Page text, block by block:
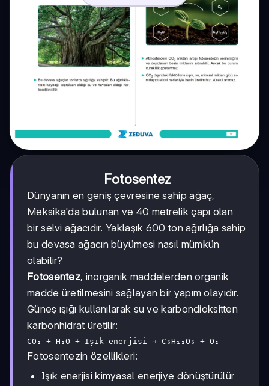
Fotosentez
Dünyanın en geniş çevresine sahip ağaç,
Meksika'da bulunan ve 40 metrelik çapı olan
bir selvi ağacıdır. Yaklaşık 600 ton ağırlığa sahip
bu devasa ağacın büyümesi nasıl mümkün
olabilir?
Fotosentez, inorganik maddelerden organik
madde üretilmesini sağlayan bir yapım olayıdır.
Güneş ışığı kullanılarak su ve karbondioksitten
karbonhidrat üretilir:
CO₂ + H₂O + Işık enerjisi → C₆H₁₂O₆ + O₂
Fotosentezin özellikleri:
Işık enerjisi kimyasal enerjiye dönüştürülür